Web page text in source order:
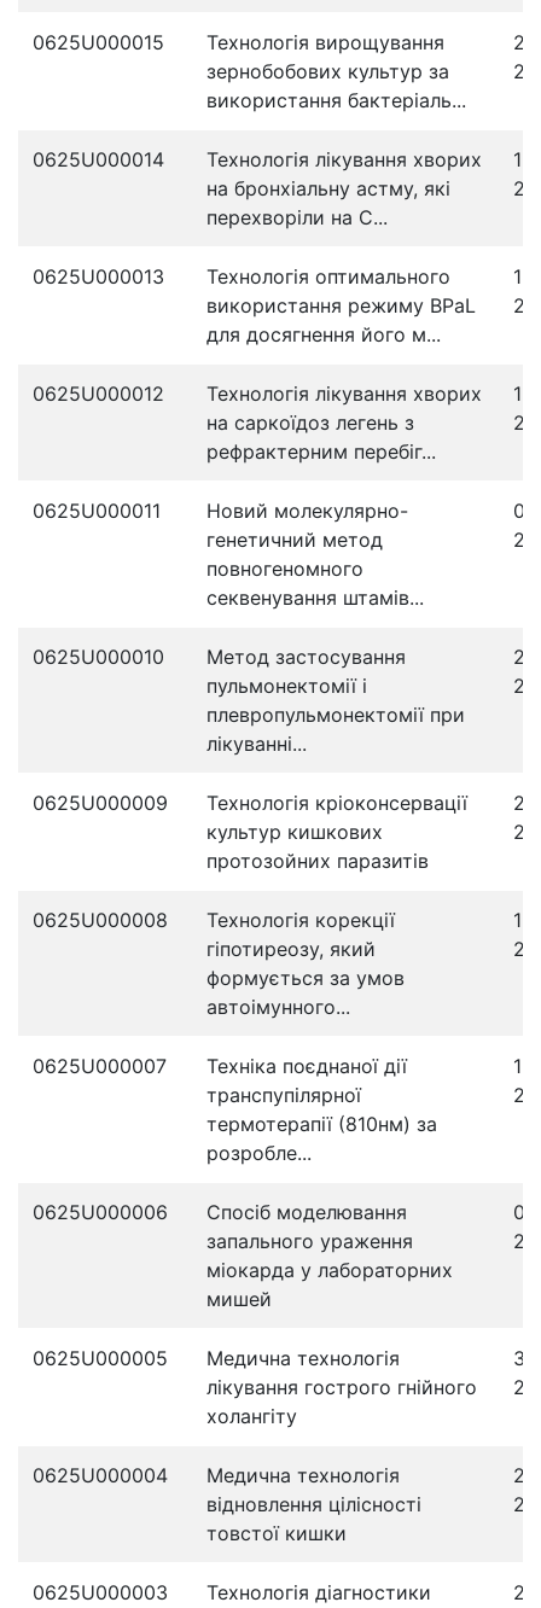
0625U000015
Технологія вирощування
зернобобових культур за
використання бактеріаль...
0625U000014
Технологія лікування хворих
на бронхіальну астму, які
перехворіли на C...
0625U000013
Технологія оптимального
використання режиму BPaL
для досягнення його м...
0625U000012
Технологія лікування хворих
на саркоїдоз легень з
рефрактерним перебіг...
0625U000011
Новий молекулярно-
генетичний метод
повногеномного
секвенування штамів...
0625U000010
Метод застосування
пульмонектомії і
плевропульмонектомії при
лікуванні...
0625U000009
Технологія кріоконсервації
культур кишкових
протозойних паразитів
0625U000008
Технологія корекції
гіпотиреозу, який
формується за умов
автоімунного...
0625U000007
Техніка поєднаної дії
транспупілярної
термотерапії (810нм) за
розробле...
0625U000006
Спосіб моделювання
запального ураження
міокарда у лабораторних
мишей
0625U000005
Медична технологія
лікування гострого гнійного
холангіту
0625U000004
Медична технологія
відновлення цілісності
товстої кишки
0625U000003
Технологія діагностики